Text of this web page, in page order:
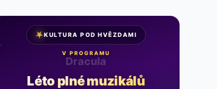
★KULTURA POD HVĚZDAMI
V PROGRAMU
Noc na Karlštejně
Léto plné muzikálů